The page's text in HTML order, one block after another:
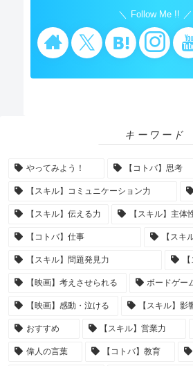
Follow Me !!
キーワード
やってみよう！ 【コトバ】思考
【スキル】コミュニケーション力
【スキル】伝える力 【スキル】主体
【コトバ】仕事 【スキ
【スキル】問題発見力
【映画】考えさせられる ボードゲー
【映画】感動・泣ける 【スキル】影
おすすめ 【スキル】営業力
偉人の言葉 【コトバ】教育